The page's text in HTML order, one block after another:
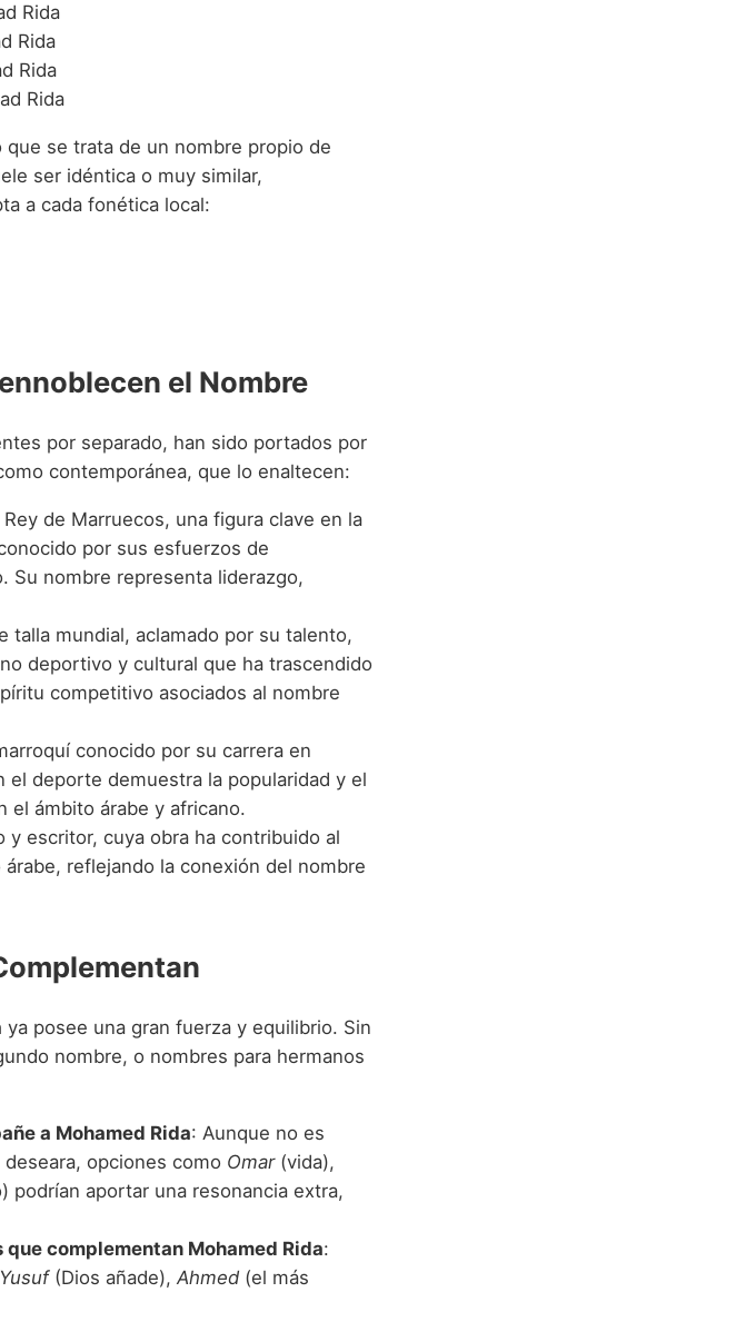
Rida
Rida
Rida
Rida
que se trata de un nombre propio de
ser idéntica o muy similar,
a cada fonética local:
el Nombre
por separado, han sido portados por
contemporánea, que lo enaltecen:
Rey de Marruecos, una figura clave en la
por sus esfuerzos de
Su nombre representa liderazgo,
talla mundial, aclamado por su talento,
deportivo y cultural que ha trascendido
competitivo asociados al nombre
conocido por su carrera en
deporte demuestra la popularidad y el
el ámbito árabe y africano.
y escritor, cuya obra ha contribuido al
reflejando la conexión del nombre
ya posee una gran fuerza y equilibrio. Sin
nombre, o nombres para hermanos
a Mohamed Rida: Aunque no es
opciones como Omar(vida),
podrían aportar una resonancia extra,
complementan Mohamed Rida:
Yusuf(Dios añade), Ahmed (el más